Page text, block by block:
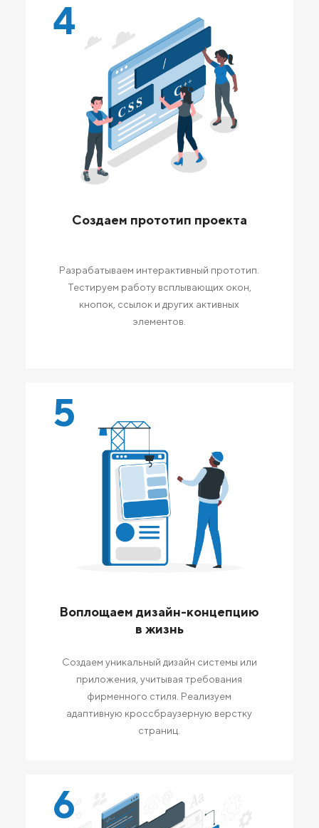
4
Создаем прототип проекта
Разрабатываем интерактивный прототип.
Тестируем работу всплывающих окон,
кнопок, ссылок и других активных
элементов.
5
Воплощаем дизайн-концепцию
в жизнь
Создаем уникальный дизайн системы или
приложения, учитывая требования
фирменного стиля. Реализуем
адаптивную кроссбраузерную верстку
страниц.
6